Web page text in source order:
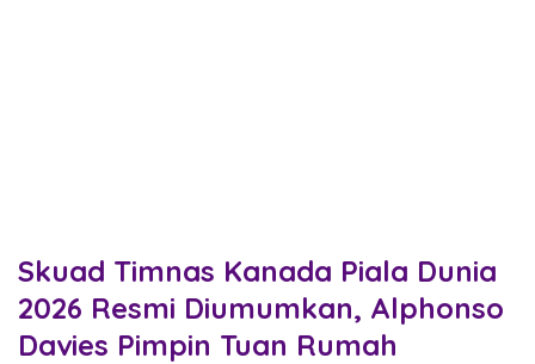
Skuad Timnas Kanada Piala Dunia
2026 Resmi Diumumkan, Alphonso
Davies Pimpin Tuan Rumah